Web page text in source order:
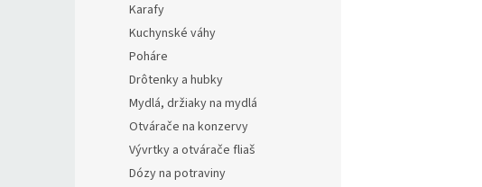
Karafy
Kuchynské váhy
Poháre
Drôtenky a hubky
Mydlá, držiaky na mydlá
Otvárače na konzervy
Vývrtky a otvárače fliaš
Dózy na potraviny